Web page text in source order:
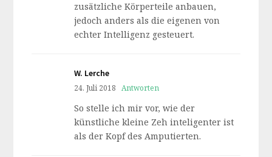
zusätzliche Körperteile anbauen,
jedoch anders als die eigenen von
echter Intelligenz gesteuert.
W. Lerche
24. Juli 2018 Antworten
So stelle ich mir vor, wie der
künstliche kleine Zeh inteligenter ist
als der Kopf des Amputierten.